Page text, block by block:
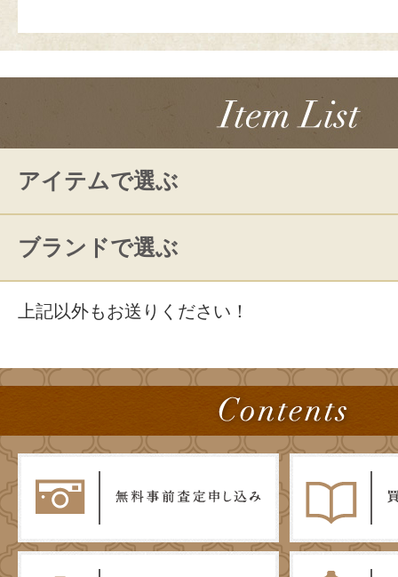
アイテムで選ぶ
ブランドで選ぶ
上記以外もお送りください！